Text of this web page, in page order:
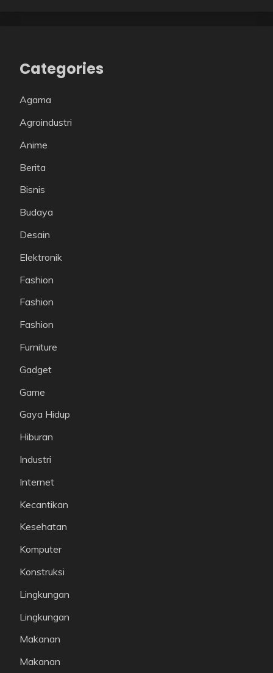
Categories
Agama
Agroindustri
Anime
Berita
Bisnis
Budaya
Desain
Elektronik
Fashion
Fashion
Fashion
Furniture
Gadget
Game
Gaya Hidup
Hiburan
Industri
Internet
Kecantikan
Kesehatan
Komputer
Konstruksi
Lingkungan
Lingkungan
Makanan
Makanan